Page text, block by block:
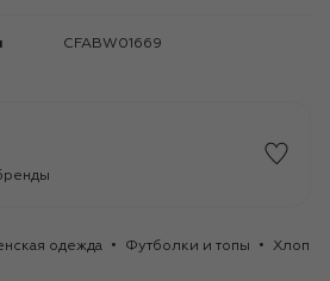
CFABW01669
одежда Футболки и топы